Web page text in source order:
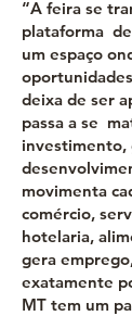
“A feira se
plataforma
um espaço
deixa de ser
passa a se
investimento,
movimenta
comércio,
hotelaria,
gera
exatamente
MT tem um